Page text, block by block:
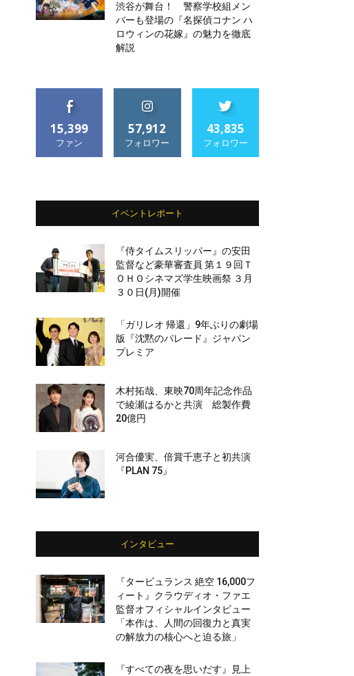
渋谷が舞台！ 警察学校組メン
バーも登場の『名探偵コナン ハ
ロウィンの花嫁』の魅力を徹底
解説
15,399
ファン
57,912
フォロワー
43,835
フォロワー
イベントレポート
『侍タイムスリッパー』の安田
監督など豪華審査員 第１９回Ｔ
ＯＨＯシネマズ学生映画祭 ３月
３０日(月)開催
「ガリレオ 帰還」9年ぶりの劇場
版『沈黙のパレード』ジャパン
プレミア
木村拓哉、東映70周年記念作品
で綾瀬はるかと共演 総製作費
20億円
河合優実、倍賞千恵子と初共演
『PLAN 75』
インタビュー
『タービュランス 絶空 16,000フ
ィート』クラウディオ・ファエ
監督オフィシャルインタビュー
「本作は、人間の回復力と真実
の解放力の核心へと迫る旅」
『すべての夜を思いだす』見上